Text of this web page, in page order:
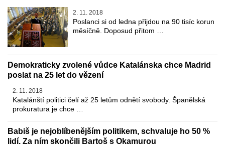
2. 11. 2018
Poslanci si od ledna přijdou na 90 tisíc korun
měsíčně. Doposud přitom …
Demokraticky zvolené vůdce Katalánska chce Madrid
poslat na 25 let do vězení
2. 11. 2018
Katalánští politici čelí až 25 letům odnětí svobody. Španělská
prokuratura je chce …
Babiš je nejoblíbenějším politikem, schvaluje ho 50 %
lidí. Za ním skončili Bartoš s Okamurou